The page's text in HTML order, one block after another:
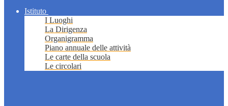
Istituto
I Luoghi
La Dirigenza
Organigramma
Piano annuale delle attività
Le carte della scuola
Le circolari